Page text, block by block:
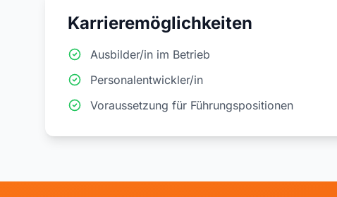
Karrieremöglichkeiten
Ausbilder/in im Betrieb
Personalentwickler/in
Voraussetzung für Führungspositionen